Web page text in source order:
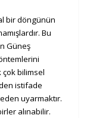
bir döngünün
Bu
Güneş
bilimsel
istifade
uyarmaktır.
alınabilir.